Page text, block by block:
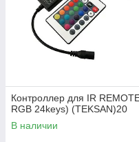
Контроллер для IR
RGB 24keys) (TEKSAN)20
В наличии